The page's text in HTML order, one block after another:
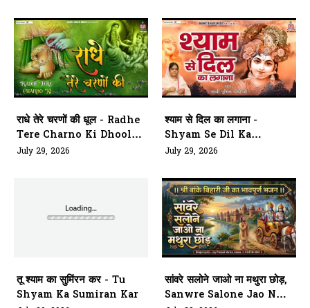
राधे तेरे चरणों की धूल - Radhe
Tere Charno Ki Dhool
Jo Mil
July 29, 2026
श्याम से दिल का लगाना -
Shyam Se Dil Ka
Lagana
July 29, 2026
तू श्याम का सुमिंरन कर - Tu
Shyam Ka Sumiran Kar
सांवरे सलोने जाओ ना मथुरा छोड़,
Sanwre Salone Jao Naa